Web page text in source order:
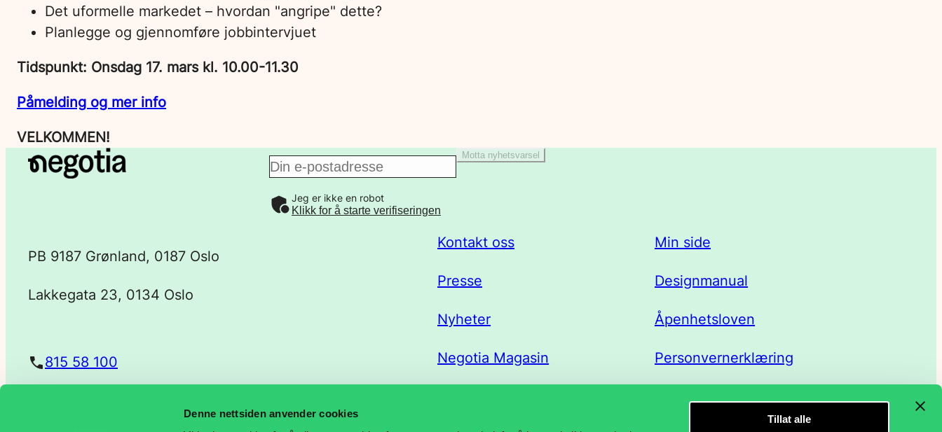
Denne nettsiden anvender cookies
Tillat alle
Det uformelle markedet – hvordan "angripe" dette?
Planlegge og gjennomføre jobbintervjuet
Tidspunkt: Onsdag 17. mars kl. 10.00-11.30
Påmelding og mer info
VELKOMMEN!
E
-
Motta nyhetsvarsel
Jeg er ikke en robot
Klikk for å starte verifiseringen
PB 9187 Grønland, 0187 Oslo
Lakkegata 23, 0134 Oslo
815 58 100
Kontakt oss
Presse
Nyheter
Negotia Magasin
Min side
Designmanual
Åpenhetsloven
Personvernerklæring